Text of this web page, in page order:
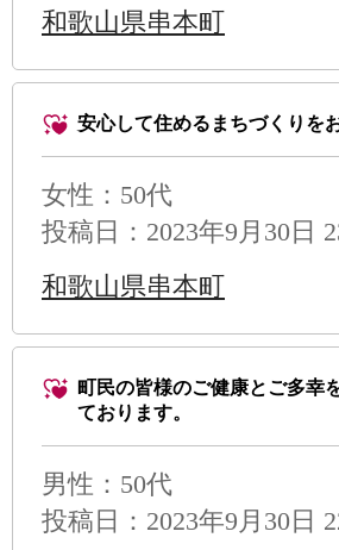
和歌山県串本町
安心して住めるまちづくりを
女性：50代
投稿日：2023年9月30日
和歌山県串本町
町民の皆様のご健康とご多幸
ております。
男性 ：50代
投稿日：2023年9月30日